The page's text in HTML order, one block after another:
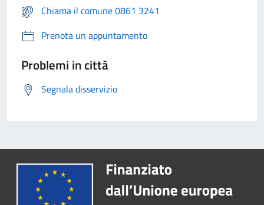
Chiama il comune 0861 3241
Prenota un appuntamento
Problemi in città
Segnala disservizio